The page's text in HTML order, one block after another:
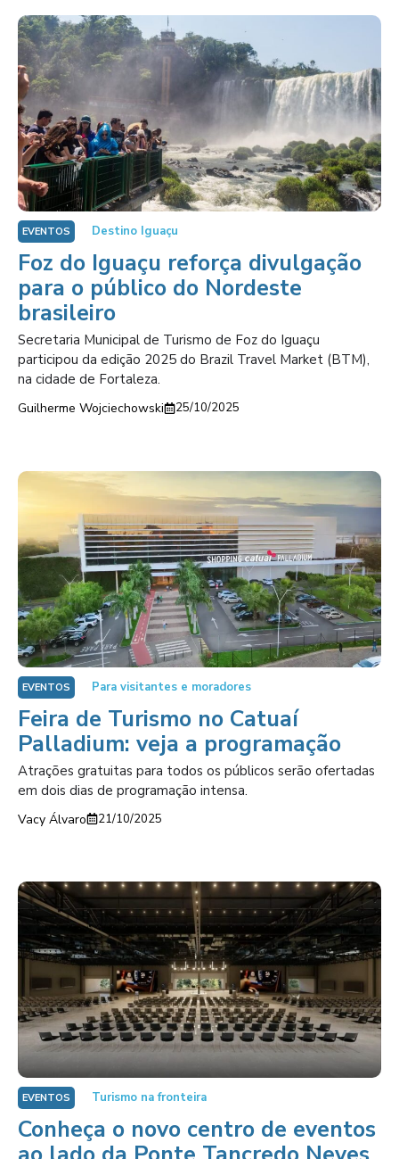
EVENTOS Destino Iguaçu
Foz do Iguaçu reforça divulgação
para o público do Nordeste
brasileiro
Secretaria Municipal de Turismo de Foz do Iguaçu
participou da edição 2025 do Brazil Travel Market (BTM),
na cidade de Fortaleza.
Guilherme Wojciechowski 25/10/2025
EVENTOS Para visitantes e moradores
Feira de Turismo no Catuaí
Palladium: veja a programação
Atrações gratuitas para todos os públicos serão ofertadas
em dois dias de programação intensa.
Vacy Álvaro 21/10/2025
EVENTOS Turismo na fronteira
Conheça o novo centro de eventos